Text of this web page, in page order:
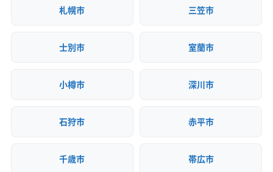
札幌市 三笠市
士別市 室蘭市
小樽市 深川市
石狩市 赤平市
千歳市 帯広市